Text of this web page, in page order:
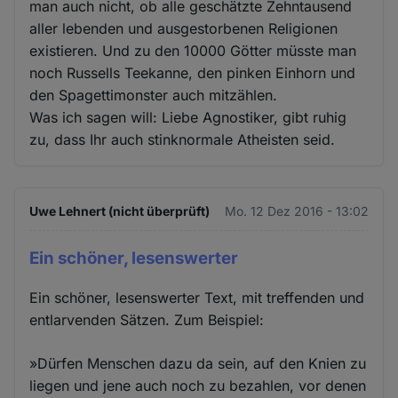
man auch nicht, ob alle geschätzte Zehntausend
aller lebenden und ausgestorbenen Religionen
existieren. Und zu den 10000 Götter müsste man
noch Russells Teekanne, den pinken Einhorn und
den Spagettimonster auch mitzählen.
Was ich sagen will: Liebe Agnostiker, gibt ruhig
zu, dass Ihr auch stinknormale Atheisten seid.
Uwe Lehnert (nicht überprüft) Mo. 12 Dez 2016 - 13:02
Ein schöner, lesenswerter
Ein schöner, lesenswerter Text, mit treffenden und
entlarvenden Sätzen. Zum Beispiel:
»Dürfen Menschen dazu da sein, auf den Knien zu
liegen und jene auch noch zu bezahlen, vor denen